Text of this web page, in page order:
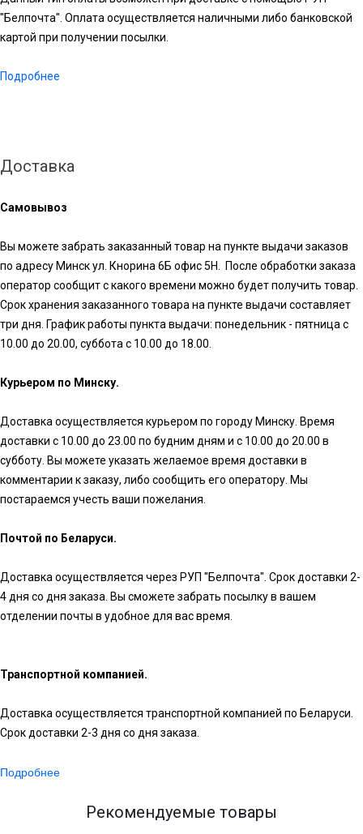
"Белпочта". Оплата осуществляется наличными либо банковской
картой при получении посылки.
Подробнее
Доставка
Самовывоз
Вы можете забрать заказанный товар на пункте выдачи заказов
по адресу Минск ул. Кнорина 6Б офис 5Н. После обработки заказа
оператор сообщит с какого времени можно будет получить товар.
Срок хранения заказанного товара на пункте выдачи составляет
три дня. График работы пункта выдачи: понедельник - пятница с
10.00 до 20.00, суббота с 10.00 до 18.00.
Курьером по Минску.
Доставка осуществляется курьером по городу Минску. Время
доставки с 10.00 до 23.00 по будним дням и с 10.00 до 20.00 в
субботу. Вы можете указать желаемое время доставки в
комментарии к заказу, либо сообщить его оператору. Мы
постараемся учесть ваши пожелания.
Почтой по Беларуси.
Доставка осуществляется через РУП "Белпочта". Срок доставки 2-
4 дня со дня заказа. Вы сможете забрать посылку в вашем
отделении почты в удобное для вас время.
Транспортной компанией.
Доставка осуществляется транспортной компанией по Беларуси.
Срок доставки 2-3 дня со дня заказа.
Подробнее
Рекомендуемые товары